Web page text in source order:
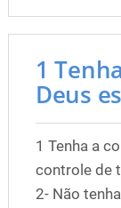
1
Deus
1 Tenha a
controle de
2- Não